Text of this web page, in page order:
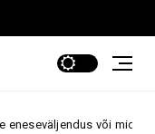
või midagi, mida selles